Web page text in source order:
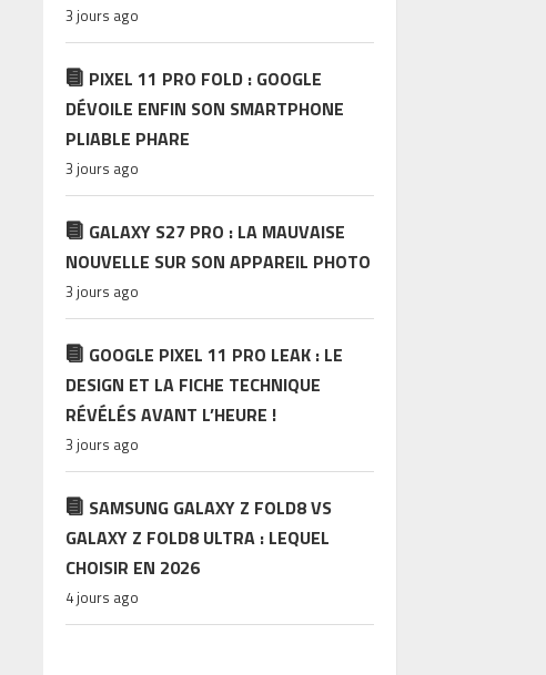
3 jours ago
PIXEL 11 PRO FOLD : GOOGLE
DÉVOILE ENFIN SON SMARTPHONE
PLIABLE PHARE
3 jours ago
GALAXY S27 PRO : LA MAUVAISE
NOUVELLE SUR SON APPAREIL PHOTO
3 jours ago
GOOGLE PIXEL 11 PRO LEAK : LE
DESIGN ET LA FICHE TECHNIQUE
RÉVÉLÉS AVANT L’HEURE !
3 jours ago
SAMSUNG GALAXY Z FOLD8 VS
GALAXY Z FOLD8 ULTRA : LEQUEL
CHOISIR EN 2026
4 jours ago